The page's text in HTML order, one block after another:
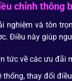
chỉnh thông
nghiệm và tôn
Điều này giúp
tức về các ưu đãi
thống, thay đổi